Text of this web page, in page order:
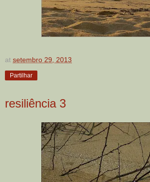
at setembro 29, 2013
Partilhar
resiliência 3